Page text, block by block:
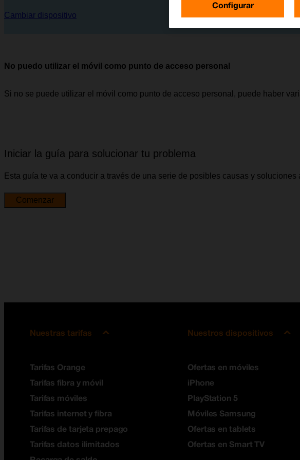
Cambiar dispositivo
No puedo utilizar el móvil como punto de acceso personal
Si no se puede utilizar el móvil como punto de acceso personal, puede haber
Iniciar la guía para solucionar tu problema
Esta guía te va a conducir a través de una serie de posibles causas y soluciones
Comenzar
Nuestras tarifas
Tarifas Orange
Tarifas fibra y móvil
Tarifas móviles
Tarifas internet y fibra
Tarifas de tarjeta prepago
Tarifas datos ilimitados
Nuestros dispositivos
Ofertas en móviles
iPhone
PlayStation 5
Móviles Samsung
Ofertas en tablets
Ofertas en Smart TV
Configurar